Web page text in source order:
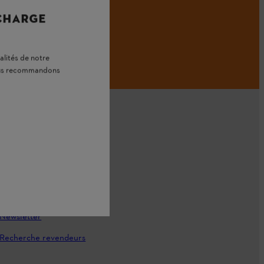
Newsletter
Recherche revendeurs
de notre
recommandons